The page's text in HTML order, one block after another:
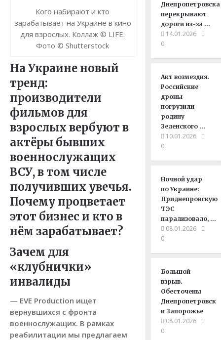
Кого набирают и кто
зарабатывает на Украине в кино
для взрослых. Коллаж © LIFE.
Фото © Shutterstock
На Украине новый
тренд:
производители
фильмов для
взрослых вербуют в
актёры бывших
военнослужащих
ВСУ, в том числе
получивших увечья.
Почему процветает
этот бизнес и кто в
нём зарабатывает?
Зачем для
«клубнички»
инвалиды
— EVE Production ищет
вернувшихся с фронта
военнослужащих. В рамках
реабилитации мы предлагаем
Днепропетровска
перекрывают
дороги из-за …
14.01.2026
0
Акт возмездия.
Российские
дроны
погрузили
родину
Зеленского …
10.01.2026
0
Ночной удар
по Украине:
Приднепровскую
ТЭС
парализовало, …
08.01.2026
0
Большой
взрыв.
Обесточены
Днепропетровск
и Запорожье
08.01.2026
0